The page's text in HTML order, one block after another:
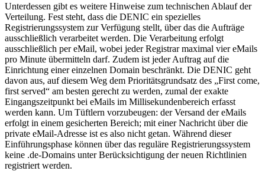
Unterdessen gibt es weitere Hinweise zum technischen Ablauf der
Verteilung. Fest steht, dass die DENIC ein spezielles
Registrierungssystem zur Verfügung stellt, über das die Aufträge
ausschließlich verarbeitet werden. Die Verarbeitung erfolgt
ausschließlich per eMail, wobei jeder Registrar maximal vier eMails
pro Minute übermitteln darf. Zudem ist jeder Auftrag auf die
Einrichtung einer einzelnen Domain beschränkt. Die DENIC geht
davon aus, auf diesem Weg dem Prioritätsgrundsatz des „First come,
first served“ am besten gerecht zu werden, zumal der exakte
Eingangszeitpunkt bei eMails im Millisekundenbereich erfasst
werden kann. Um Tüftlern vorzubeugen: der Versand der eMails
erfolgt in einem gesicherten Bereich; mit einer Nachricht über die
private eMail-Adresse ist es also nicht getan. Während dieser
Einführungsphase können über das reguläre Registrierungssystem
keine .de-Domains unter Berücksichtigung der neuen Richtlinien
registriert werden.